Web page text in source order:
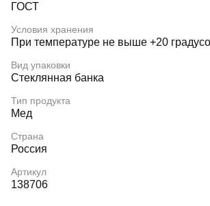
ГОСТ
Условия хранения
При температуре не выше +20
Вид упаковки
Стеклянная банка
Тип продукта
Мед
Страна
Россия
Артикул
138706